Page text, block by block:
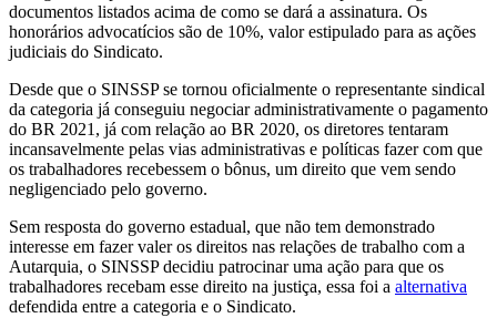
documentos listados acima de como se dará a assinatura. Os
honorários advocatícios são de 10%, valor estipulado para as ações
judiciais do Sindicato.
Desde que o SINSSP se tornou oficialmente o representante sindical
da categoria já conseguiu negociar administrativamente o pagamento
do BR 2021, já com relação ao BR 2020, os diretores tentaram
incansavelmente pelas vias administrativas e políticas fazer com que
os trabalhadores recebessem o bônus, um direito que vem sendo
negligenciado pelo governo.
Sem resposta do governo estadual, que não tem demonstrado
interesse em fazer valer os direitos nas relações de trabalho com a
Autarquia, o SINSSP decidiu patrocinar uma ação para que os
trabalhadores recebam esse direito na justiça, essa foi a alternativa
defendida entre a categoria e o Sindicato.